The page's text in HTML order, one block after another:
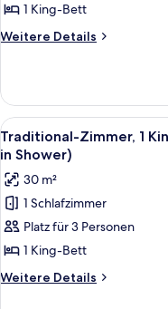
1 King-
Bett
(Mobility
Tub)
anzeigen
1 King-Bett
Weitere Details
Weitere
Zimmer,
1 King-
Bett
(Mobility
Accessible,
Tub)
Alle
Fotos
für
Traditional-
Zimmer,
1 King-
Bett
(Mobility
3
Traditional-Zimmer, 1
in Shower)
30 m²
1 Schlafzimmer
Platz für 3 Personen
1 King-Bett
Weitere Details
Weitere